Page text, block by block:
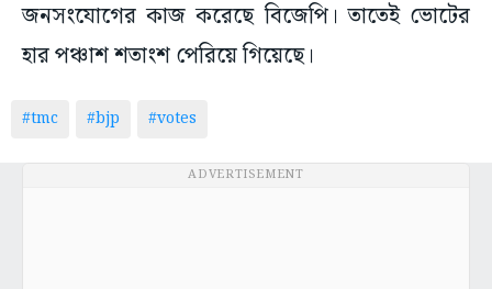
জনসংযোগের কাজ করেছে বিজেপি। তাতেই ভোটের
হার পঞ্চাশ শতাংশ পেরিয়ে গিয়েছে।
#tmc #bjp #votes
ADVERTISEMENT